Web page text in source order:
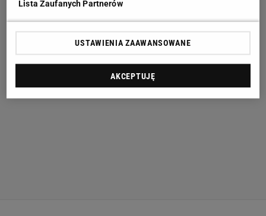
Lista Zaufanych Partnerów
USTAWIENIA ZAAWANSOWANE
AKCEPTUJĘ